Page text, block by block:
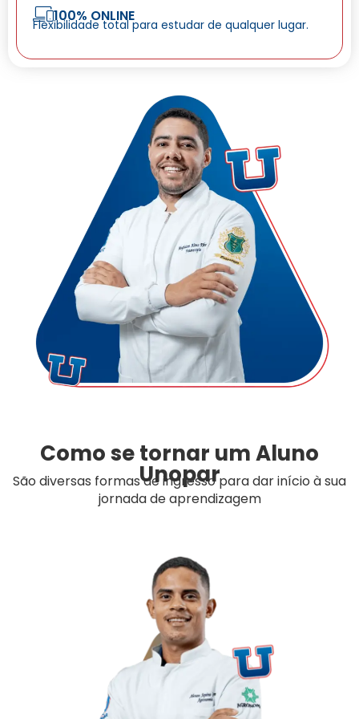
100% ONLINE
Flexibilidade total para estudar de qualquer lugar.
Como se tornar um Aluno
Unopar
São diversas formas de ingresso para dar início à sua
jornada de aprendizagem